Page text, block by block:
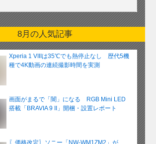
8月の人気記事
Xperia 1 VIIIは35℃でも熱停止なし 歴代5機
種で4K動画の連続撮影時間を実測
画面がまるで「闇」になる RGB Mini LED
搭載「BRAVIA 9 II」開梱・設置レポート
〖価格改定〗ソニー「NW-WM1ZM2」が